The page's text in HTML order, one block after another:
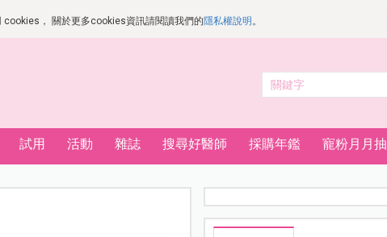
， 關於更多cookies資訊請閱讀我們的隱私權說明 。
試用 活動 雜誌 搜尋好醫師 採購年鑑 寵粉月月抽